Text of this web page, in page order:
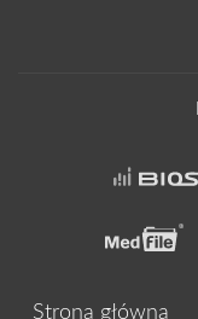
Strona główna